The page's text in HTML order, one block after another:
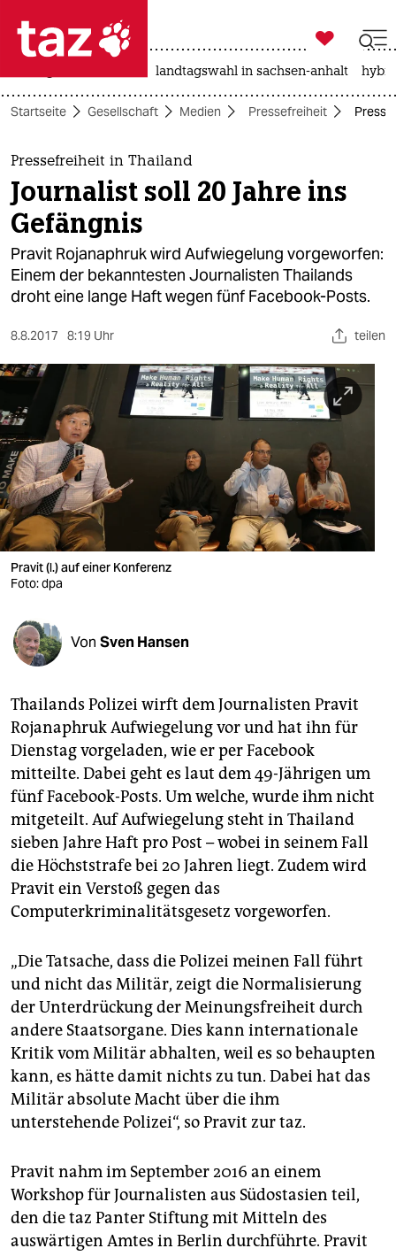
 taz zahl ich
taz zahl ich
themen
politik
öko
gesellschaft
sport
berlin
nord
wahrheit
verlag
verlag
veranstaltungen
shop
fragen & hilfe
unterstützen
abo
genossenschaft
epaper login

taz zahl ich
landtagswahl in sachsen-anhalt
Startseite Gesellschaft Medien Pressefreiheit
Pressefreiheit in Thailand
Journalist soll 20 Jahre ins
Gefängnis
Pravit Rojanaphruk wird Aufwiegelung vorgeworfen:
Einem der bekanntesten Journalisten Thailands
droht eine lange Haft wegen fünf Facebook-Posts.
8.8.2017 8:19 Uhr teilen
Pravit (l.) auf einer Konferenz
Foto: dpa
Von Sven Hansen
Thailands Polizei wirft dem Journalisten Pravit
Rojanaphruk Aufwiegelung vor und hat ihn für
Dienstag vorgeladen, wie er per Facebook
mitteilte. Dabei geht es laut dem 49-Jährigen um
fünf Facebook-Posts. Um welche, wurde ihm nicht
mitgeteilt. Auf Aufwiegelung steht in Thailand
sieben Jahre Haft pro Post – wobei in seinem Fall
die Höchststrafe bei 20 Jahren liegt. Zudem wird
Pravit ein Verstoß gegen das
Computerkriminalitätsgesetz vorgeworfen.
„Die Tatsache, dass die Polizei meinen Fall führt
und nicht das Militär, zeigt die Normalisierung
der Unterdrückung der Meinungsfreiheit durch
andere Staatsorgane. Dies kann internationale
Kritik vom Militär ab­halten, weil es so behaupten
kann, es hätte damit nichts zu tun. Dabei hat das
Militär absolute Macht über die ihm
unterstehende Polizei“, so Pravit zur taz.
Pravit nahm im September 2016 an einem
Workshop für Journalisten aus Südostasien teil,
den die taz Panter Stiftung mit Mitteln des
auswärtigen Amtes in Berlin durchführte. Pravit